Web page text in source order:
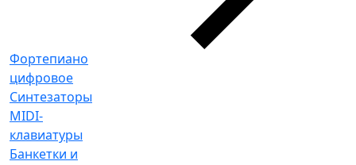
Фортепиано
цифровое
Синтезаторы
MIDI-
клавиатуры
Банкетки и